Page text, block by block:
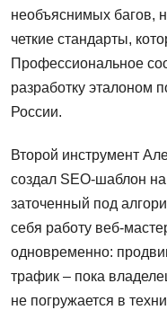
необъяснимых багов,
четкие стандарты,
Профессиональное
разработку эталоном
России.
Второй инструмент
создал SEO-шаблон на
заточенный под
себя работу веб-
одновременно:
трафик – пока
не погружается в